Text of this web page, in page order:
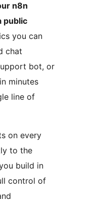
public
you can
chat
bot, or
minutes
line of
on every
to the
build in
control of